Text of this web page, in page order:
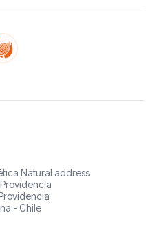
Natural address
- Chile